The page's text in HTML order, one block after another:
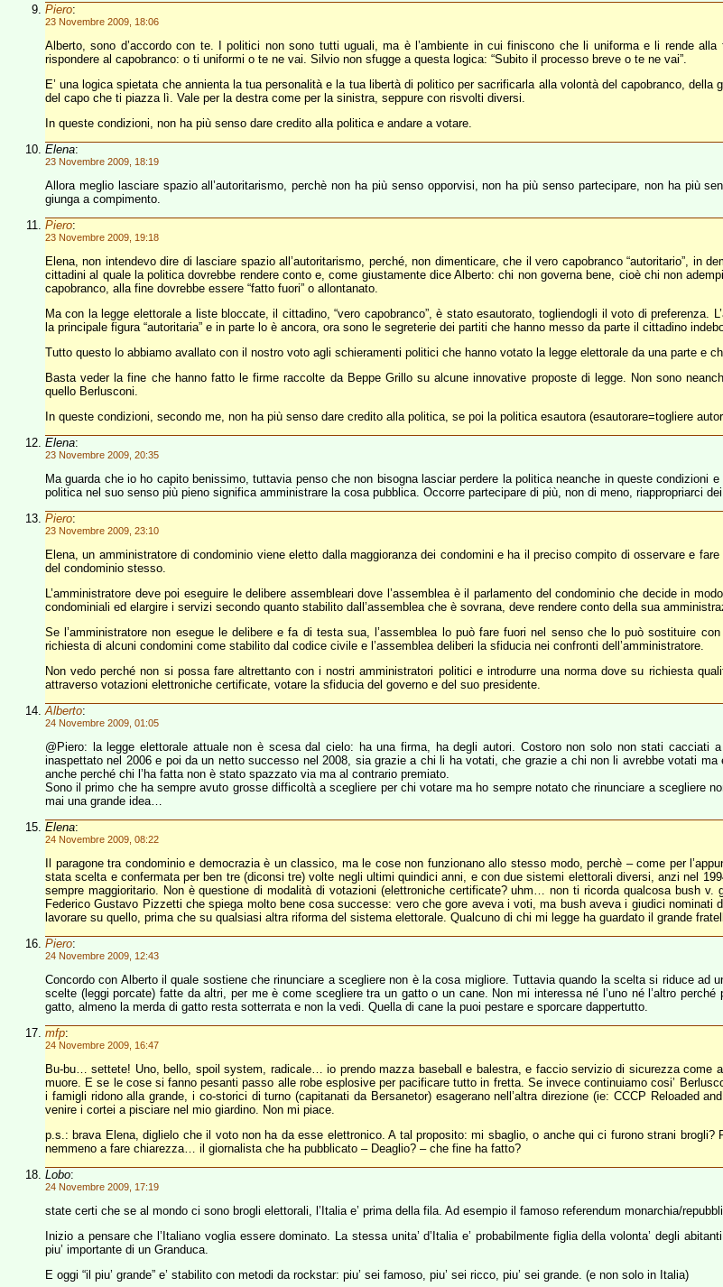
Piero:
23 Novembre 2009, 18:06
Alberto, sono d’accordo con te. I politici non sono tutti uguali, ma è l’ambiente in cui finiscono che li uniforma e li rende
rispondere al capobranco: o ti uniformi o te ne vai. Silvio non sfugge a questa logica: “Subito il processo breve o te ne vai”.
E’ una logica spietata che annienta la tua personalità e la tua libertà di politico per sacrificarla alla volontà del capobranco,
del capo che ti piazza lì. Vale per la destra come per la sinistra, seppure con risvolti diversi.
In queste condizioni, non ha più senso dare credito alla politica e andare a votare.
Elena:
23 Novembre 2009, 18:19
Allora meglio lasciare spazio all’autoritarismo, perchè non ha più senso opporvisi, non ha più senso partecipare, non ha più
giunga a compimento.
Piero:
23 Novembre 2009, 19:18
Elena, non intendevo dire di lasciare spazio all’autoritarismo, perché, non dimenticare, che il vero capobranco “autoritario”, in
cittadini al quale la politica dovrebbe rendere conto e, come giustamente dice Alberto: chi non governa bene, cioè chi non
capobranco, alla fine dovrebbe essere “fatto fuori” o allontanato.
Ma con la legge elettorale a liste bloccate, il cittadino, “vero capobranco”, è stato esautorato, togliendogli il voto di preferenza.
la principale figura “autoritaria” e in parte lo è ancora, ora sono le segreterie dei partiti che hanno messo da parte il cittadino
Tutto questo lo abbiamo avallato con il nostro voto agli schieramenti politici che hanno votato la legge elettorale da una parte e
Basta veder la fine che hanno fatto le firme raccolte da Beppe Grillo su alcune innovative proposte di legge. Non sono
quello Berlusconi.
In queste condizioni, secondo me, non ha più senso dare credito alla politica, se poi la politica esautora (esautorare=togliere
Elena:
23 Novembre 2009, 20:35
Ma guarda che io ho capito benissimo, tuttavia penso che non bisogna lasciar perdere la politica neanche in queste condizioni
politica nel suo senso più pieno significa amministrare la cosa pubblica. Occorre partecipare di più, non di meno, riappropriarci
Piero:
23 Novembre 2009, 23:10
Elena, un amministratore di condominio viene eletto dalla maggioranza dei condomini e ha il preciso compito di osservare e
del condominio stesso.
L’amministratore deve poi eseguire le delibere assembleari dove l’assemblea è il parlamento del condominio che decide in
condominiali ed elargire i servizi secondo quanto stabilito dall’assemblea che è sovrana, deve rendere conto della sua
Se l’amministratore non esegue le delibere e fa di testa sua, l’assemblea lo può fare fuori nel senso che lo può sostituire
richiesta di alcuni condomini come stabilito dal codice civile e l’assemblea deliberi la sfiducia nei confronti dell’amministratore.
Non vedo perché non si possa fare altrettanto con i nostri amministratori politici e introdurre una norma dove su richiesta
attraverso votazioni elettroniche certificate, votare la sfiducia del governo e del suo presidente.
Alberto:
24 Novembre 2009, 01:05
@Piero: la legge elettorale attuale non è scesa dal cielo: ha una firma, ha degli autori. Costoro non solo non stati cacciati
inaspettato nel 2006 e poi da un netto successo nel 2008, sia grazie a chi li ha votati, che grazie a chi non li avrebbe votati
anche perché chi l’ha fatta non è stato spazzato via ma al contrario premiato.
Sono il primo che ha sempre avuto grosse difficoltà a scegliere per chi votare ma ho sempre notato che rinunciare a scegliere
mai una grande idea…
Elena:
24 Novembre 2009, 08:22
Il paragone tra condominio e democrazia è un classico, ma le cose non funzionano allo stesso modo, perchè – come per
stata scelta e confermata per ben tre (diconsi tre) volte negli ultimi quindici anni, e con due sistemi elettorali diversi, anzi nel
sempre maggioritario. Non è questione di modalità di votazioni (elettroniche certificate? uhm… non ti ricorda qualcosa bush v.
Federico Gustavo Pizzetti che spiega molto bene cosa successe: vero che gore aveva i voti, ma bush aveva i giudici nominati
lavorare su quello, prima che su qualsiasi altra riforma del sistema elettorale. Qualcuno di chi mi legge ha guardato il grande
Piero:
24 Novembre 2009, 12:43
Concordo con Alberto il quale sostiene che rinunciare a scegliere non è la cosa migliore. Tuttavia quando la scelta si riduce ad
scelte (leggi porcate) fatte da altri, per me è come scegliere tra un gatto o un cane. Non mi interessa né l’uno né l’altro
gatto, almeno la merda di gatto resta sotterrata e non la vedi. Quella di cane la puoi pestare e sporcare dappertutto.
mfp:
24 Novembre 2009, 16:47
Bu-bu… settete! Uno, bello, spoil system, radicale… io prendo mazza baseball e balestra, e faccio servizio di sicurezza come
muore. E se le cose si fanno pesanti passo alle robe esplosive per pacificare tutto in fretta. Se invece continuiamo cosi’
i famigli ridono alla grande, i co-storici di turno (capitanati da Bersanetor) esagerano nell’altra direzione (ie: CCCP Reloaded
venire i cortei a pisciare nel mio giardino. Non mi piace.
p.s.: brava Elena, diglielo che il voto non ha da esse elettronico. A tal proposito: mi sbaglio, o anche qui ci furono strani brogli?
nemmeno a fare chiarezza… il giornalista che ha pubblicato – Deaglio? – che fine ha fatto?
Lobo:
24 Novembre 2009, 17:19
state certi che se al mondo ci sono brogli elettorali, l’Italia e’ prima della fila. Ad esempio il famoso referendum monarchia/
Inizio a pensare che l’Italiano voglia essere dominato. La stessa unita’ d’Italia e’ probabilmente figlia della volonta’ degli
piu’ importante di un Granduca.
E oggi “il piu’ grande” e’ stabilito con metodi da rockstar: piu’ sei famoso, piu’ sei ricco, piu’ sei grande. (e non solo in Italia)